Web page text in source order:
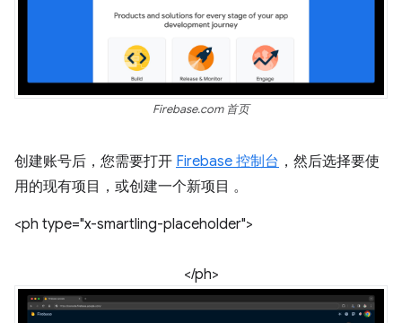
Firebase.com 首页
创建账号后，您需要打开 Firebase 控制台 ，然后选择要使
用的现有项目，或创建一个新项目 。
<ph type="x-smartling-placeholder">
</ph>